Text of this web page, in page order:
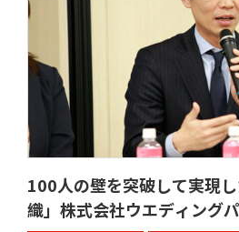
100人の壁を突破して実現
織」株式会社ウエディング